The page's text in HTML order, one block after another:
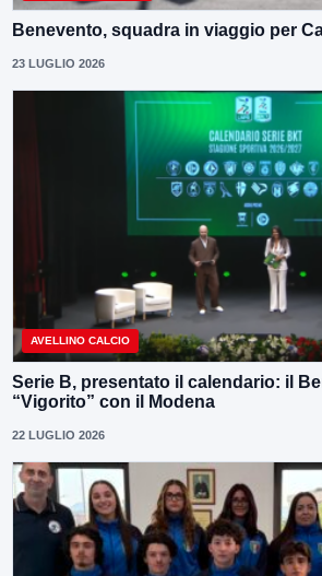
Benevento, squadra in viaggio per
23 LUGLIO 2026
AVELLINO CALCIO
Serie B, presentato il calendario: il
“Vigorito” con il Modena
22 LUGLIO 2026